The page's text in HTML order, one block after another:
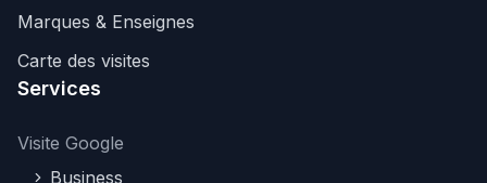
Marques & Enseignes
Carte des visites
Services
Visite Google
Business